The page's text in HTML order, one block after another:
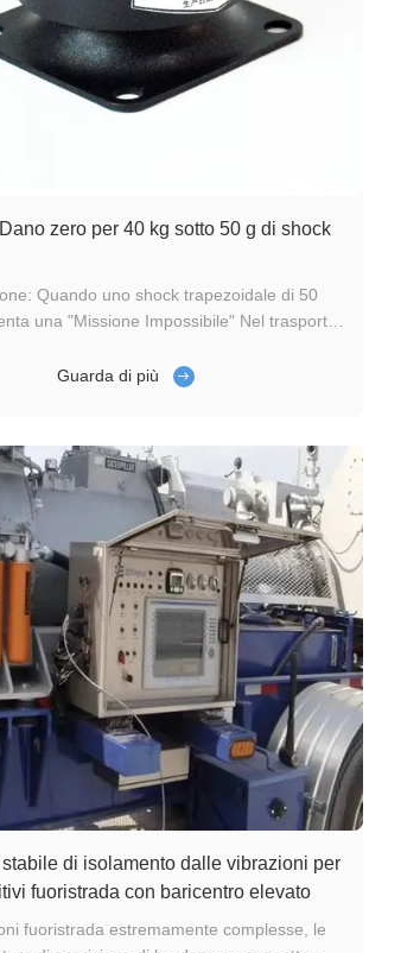
zero per 40 kg sotto 50 g di shock
Quando uno shock trapezoidale di 50
una "Missione Impossibile" Nel trasporto
di richieste di risarcimento.le specifiche
Guarda di più
di isolamento dalle vibrazioni per
fuoristrada con baricentro elevato
fuoristrada estremamente complesse, le